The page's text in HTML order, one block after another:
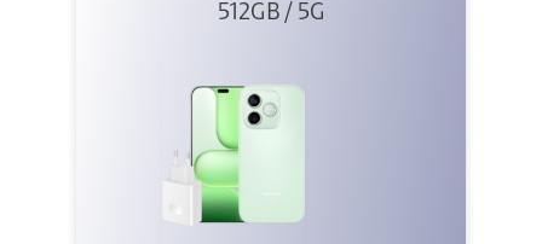
+ 45W
512GB / 5G